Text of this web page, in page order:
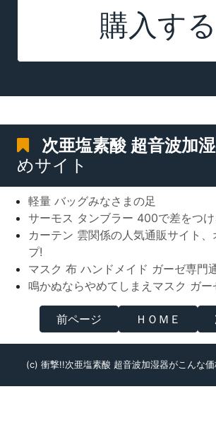
購入する
次亜塩素酸 超音波加
めサイト
軽量 バッグみなさまの足
サーモス タンブラー 400で差をつけ
カーテン 雲関係の人気通販サイト、
プ!
マスク 布 ハンドメイド ガーゼ専門
鳴かぬならやめてしまえマスク ガー
前ページ ＨＯＭＥ
(c) 衝撃!!次亜塩素酸 超音波加湿器がこんな